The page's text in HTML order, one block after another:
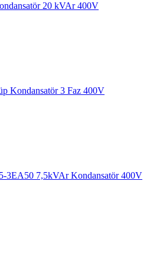
20 kVAr 400V
Kondansatör 3 Faz 400V
3EA50 7,5kVAr Kondansatör 400V